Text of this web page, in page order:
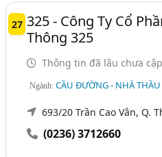
27 325 - Công Ty Cổ
Thông 325
Thông tin đã lâu chưa
Ngành:CẦU ĐƯỜNG - NHÀ
693/20 Trần Cao Vân, Q.
(0236) 3712660